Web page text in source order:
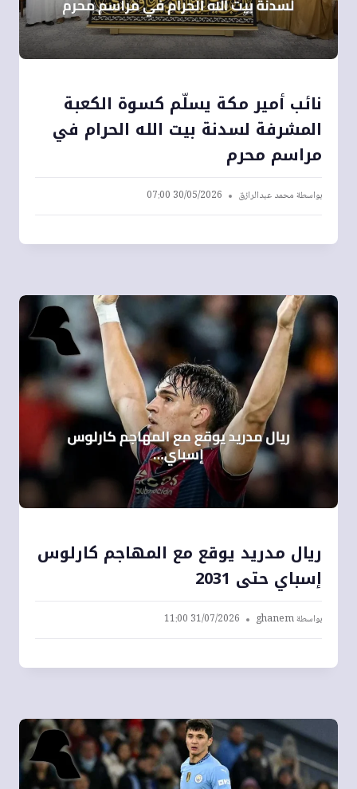
نائب أمير مكة يسلّم كسوة الكعبة
المشرفة لسدنة بيت الله الحرام في
مراسم محرم
بواسطةمحمد عبدالرازق 30/05/2026 07:00
ريال مدريد يوقع مع المهاجم كارلوس
إسباي حتى 2031
بواسطةghanem
31/07/2026 11:00